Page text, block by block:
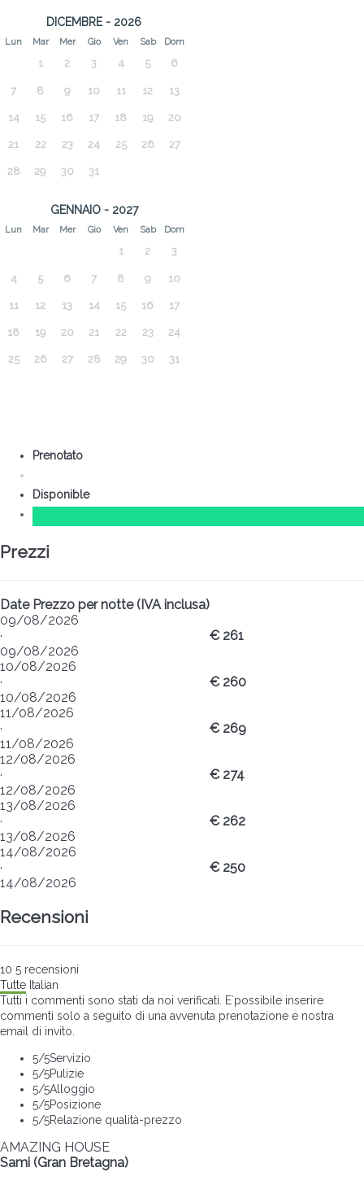
DICEMBRE - 2026
Lun Mar Mer Gio Ven Sab Dom
1 2 3 4 5 6
7 8 9 10 11 12 13
14 15 16 17 18 19 20
21 22 23 24 25 26 27
28 29 30 31
GENNAIO - 2027
Lun Mar Mer Gio Ven Sab Dom
1 2 3
4 5 6 7 8 9 10
11 12 13 14 15 16 17
18 19 20 21 22 23 24
25 26 27 28 29 30 31
Prenotato
Disponible
Prezzi
Date Prezzo per notte (IVA inclusa)
09/08/2026
·
09/08/2026
€ 261
10/08/2026
·
10/08/2026
€ 260
11/08/2026
·
11/08/2026
€ 269
12/08/2026
·
12/08/2026
€ 274
13/08/2026
·
13/08/2026
€ 262
14/08/2026
·
14/08/2026
€ 250
Recensioni
10 5 recensioni
Tutte Italian
Tutti i commenti sono stati da noi verificati. E`possibile inserire
commenti solo a seguito di una avvenuta prenotazione e nostra
email di invito.
5/5Servizio
5/5Pulizie
5/5Alloggio
5/5Posizione
5/5Relazione qualità-prezzo
AMAZING HOUSE
Sami (Gran Bretagna)